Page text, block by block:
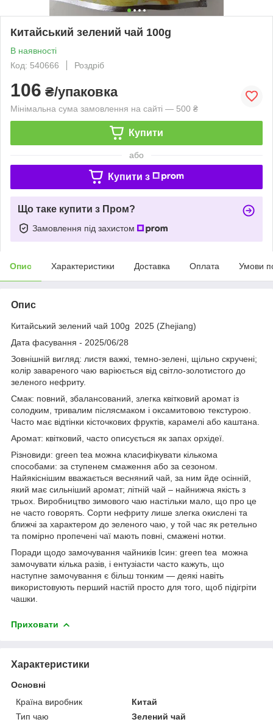
Китайський зелений чай 100g
В наявності
Код: 540666
Роздріб
106 ₴/упаковка
Мінімальна сума замовлення на сайті — 500 ₴
Купити
або
Купити з
Що таке купити з Пром?
Замовлення під захистом
Опис Характеристики Доставка Оплата Умови
Опис
Китайський зелений чай 100g 2025 (Zhejiang)
Дата фасування - 2025/06/28
Зовнішній вигляд: листя важкі, темно-зелені, щільно скручені;
колір завареного чаю варіюється від світло-золотистого до
зеленого нефриту.
Смак: повний, збалансований, злегка квітковий аромат із
солодким, тривалим післясмаком і оксамитовою текстурою.
Часто має відтінки кісточкових фруктів, карамелі або каштана.
Аромат: квітковий, часто описується як запах орхідеї.
Різновиди: green tea можна класифікувати кількома
способами: за ступенем смаження або за сезоном.
Найякіснішим вважається весняний чай, за ним йде осінній,
який має сильніший аромат; літній чай – найнижча якість з
трьох. Виробництво зимового чаю настільки мало, що про це
не часто говорять. Сорти нефриту лише злегка окислені та
ближчі за характером до зеленого чаю, у той час як ретельно
та помірно пропечені чаї мають повні, смажені нотки.
Поради щодо замочування чайників Ісин: green tea можна
замочувати кілька разів, і ентузіасти часто кажуть, що
наступне замочування є більш тонким — деякі навіть
використовують перший настій просто для того, щоб підігріти
чашки.
Приховати
Характеристики
Основні
Країна виробник
Китай
Тип чаю
Зелений чай